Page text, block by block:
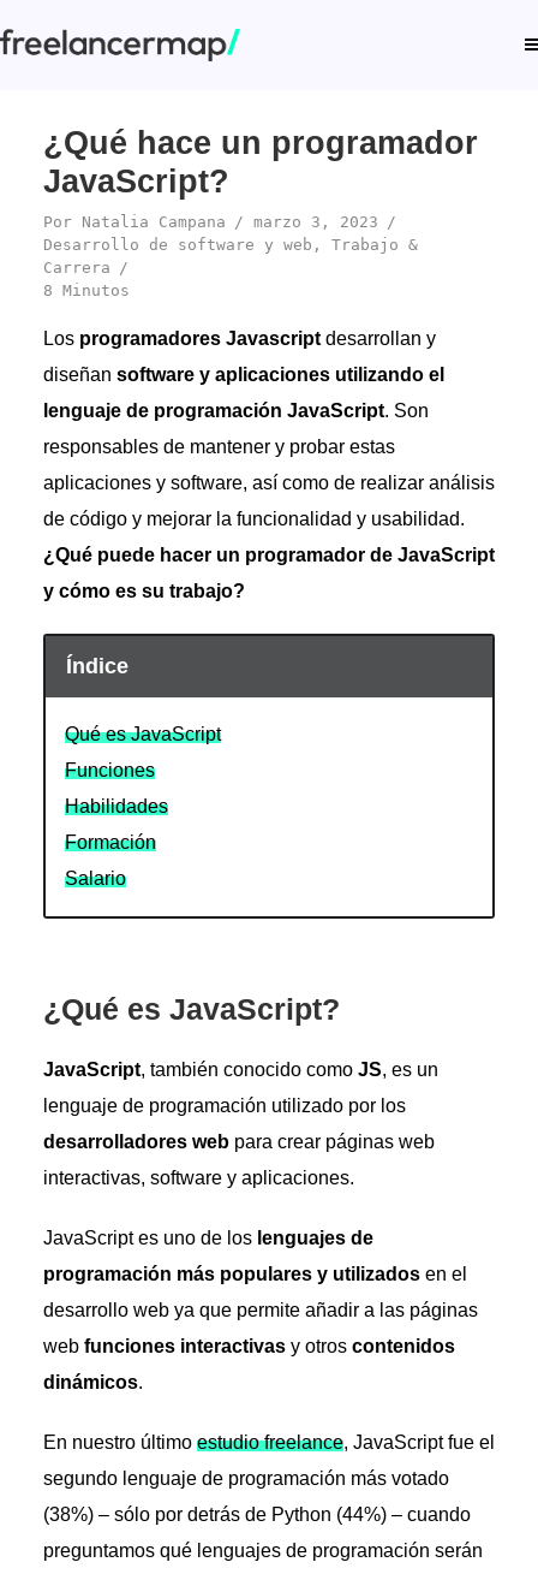
¿Qué hace un programador
JavaScript?
Por Natalia Campana
marzo 3, 2023
Desarrollo de software y web , Trabajo &
Carrera
8 Minutos
Los programadores Javascriptdesarrollan y
diseñan software y aplicaciones utilizando el
lenguaje de programación JavaScript. Son
responsables de mantener y probar estas
aplicaciones y software, así como de realizar análisis
de código y mejorar la funcionalidad y usabilidad.
¿Qué puede hacer un programador de JavaScript
y cómo es su trabajo?
Índice
Qué es JavaScript
Funciones
Habilidades
Formación
Salario
¿Qué es JavaScript?
JavaScript, también conocido como JS, es un
lenguaje de programación utilizado por los
desarrolladores webpara crear páginas web
interactivas, software y aplicaciones.
JavaScript es uno de los lenguajes de
programación más populares y utilizadosen el
desarrollo web ya que permite añadir a las páginas
webfunciones interactivasy otros contenidos
dinámicos.
En nuestro último estudio freelance, JavaScript fue el
segundo lenguaje de programación más votado
(38%) – sólo por detrás de Python (44%) – cuando
preguntamos qué lenguajes de programación serán